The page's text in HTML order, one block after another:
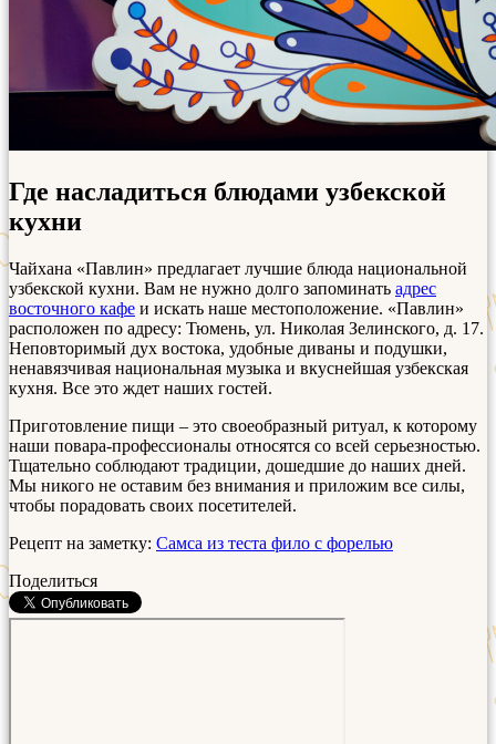
Где насладиться блюдами узбекской
кухни
Чайхана «Павлин» предлагает лучшие блюда национальной
узбекской кухни. Вам не нужно долго запоминать адрес
восточного кафе и искать наше местоположение. «Павлин»
расположен по адресу: Тюмень, ул. Николая Зелинского, д. 17.
Неповторимый дух востока, удобные диваны и подушки,
ненавязчивая национальная музыка и вкуснейшая узбекская
кухня. Все это ждет наших гостей.
Приготовление пищи – это своеобразный ритуал, к которому
наши повара-профессионалы относятся со всей серьезностью.
Тщательно соблюдают традиции, дошедшие до наших дней.
Мы никого не оставим без внимания и приложим все силы,
чтобы порадовать своих посетителей.
Рецепт на заметку: Самса из теста фило с форелью
Поделиться